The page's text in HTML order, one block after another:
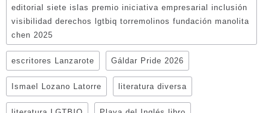
editorial siete islas premio iniciativa empresarial inclusión
visibilidad derechos lgtbiq torremolinos fundación manolita
chen 2025
escritores Lanzarote Gáldar Pride 2026
Ismael Lozano Latorre literatura diversa